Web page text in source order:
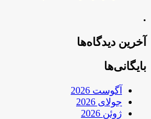
.
آخرین دیدگاه‌ها
بایگانی‌ها
آگوست 2026
جولای 2026
ژوئن 2026